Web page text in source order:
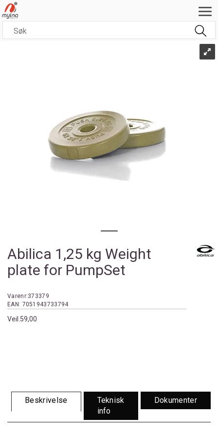
Abilica 1,25 kg Weight
plate for PumpSet
Varenr:373379
EAN: 7051943733794
Veil. 59,00
Beskrivelse
Teknisk
info
Dokumenter